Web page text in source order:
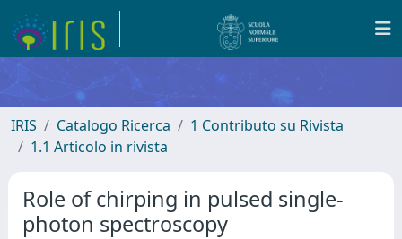
IRIS Catalogo Ricerca
1 Contributo su Rivista
1.1 Articolo in rivista
Role of chirping in pulsed single-
photon spectroscopy